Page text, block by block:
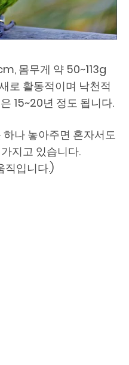
몸무게 약 50~113g
로 활동적이며 낙천적
15~20년 정도 됩니다.
나 놓아주면 혼자서도
지고 있습니다.
직입니다.)